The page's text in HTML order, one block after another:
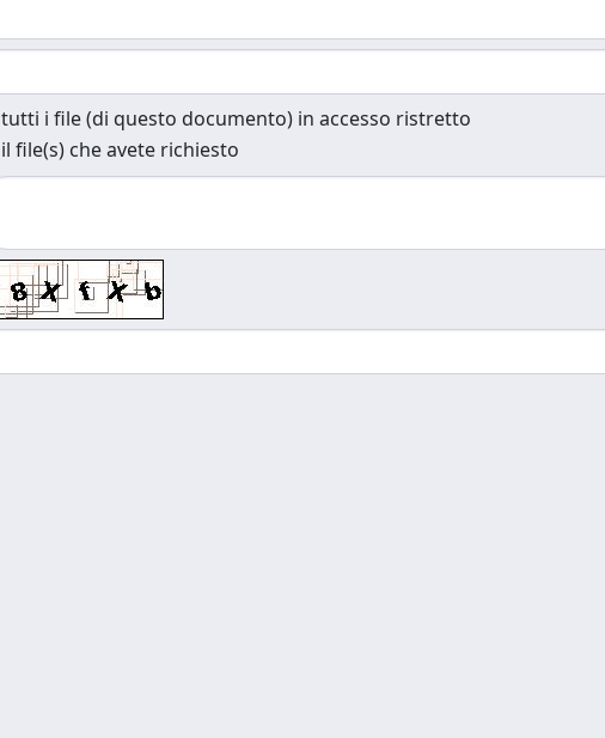
tutti i file (di questo documento) in accesso ristretto
il file(s) che avete richiesto